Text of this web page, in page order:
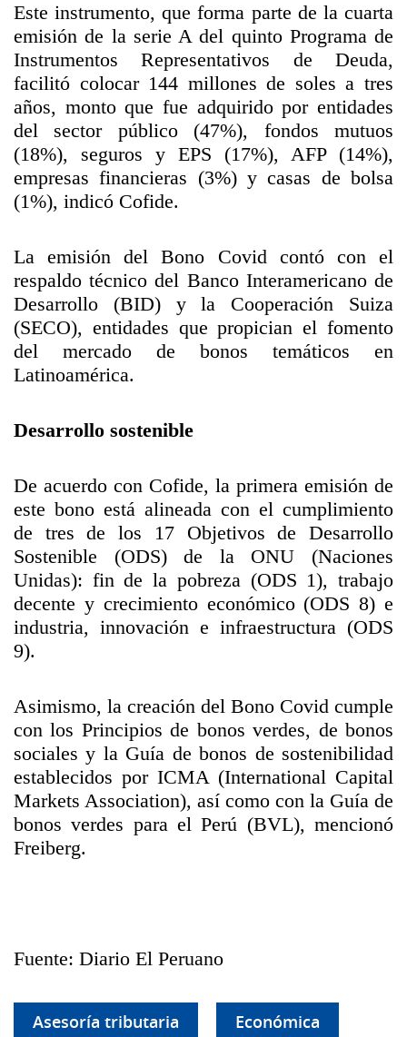
Este instrumento, que forma parte de la cuarta
emisión de la serie A del quinto Programa de
Instrumentos Representativos de Deuda,
facilitó colocar 144 millones de soles a tres
años, monto que fue adquirido por entidades
del sector público (47%), fondos mutuos
(18%), seguros y EPS (17%), AFP (14%),
empresas financieras (3%) y casas de bolsa
(1%), indicó Cofide.
La emisión del Bono Covid contó con el
respaldo técnico del Banco Interamericano de
Desarrollo (BID) y la Cooperación Suiza
(SECO), entidades que propician el fomento
del mercado de bonos temáticos en
Latinoamérica.
Desarrollo sostenible
De acuerdo con Cofide, la primera emisión de
este bono está alineada con el cumplimiento
de tres de los 17 Objetivos de Desarrollo
Sostenible (ODS) de la ONU (Naciones
Unidas): fin de la pobreza (ODS 1), trabajo
decente y crecimiento económico (ODS 8) e
industria, innovación e infraestructura (ODS
9).
Asimismo, la creación del Bono Covid cumple
con los Principios de bonos verdes, de bonos
sociales y la Guía de bonos de sostenibilidad
establecidos por ICMA (International Capital
Markets Association), así como con la Guía de
bonos verdes para el Perú (BVL), mencionó
Freiberg.
Fuente: Diario El Peruano
Asesoría tributaria Económica